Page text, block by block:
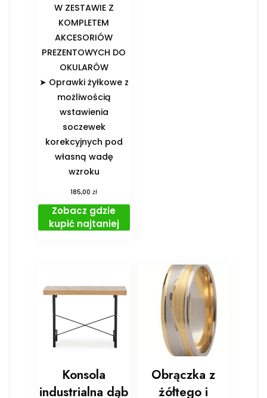
️W ZESTAWIE Z
KOMPLETEM
AKCESORIÓW
PREZENTOWYCH DO
OKULARÓW️
➤ Oprawki żyłkowe z
możliwością
wstawienia
soczewek
korekcyjnych pod
własną wadę
wzroku
185,00zł
Zobacz gdzie
kupić najtaniej
Konsola
industrialna dąb
Obrączka z
żółtego i